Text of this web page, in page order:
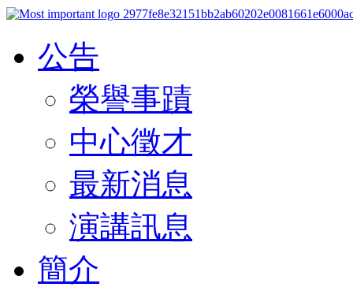
公告
榮譽事蹟
中心徵才
最新消息
演講訊息
簡介